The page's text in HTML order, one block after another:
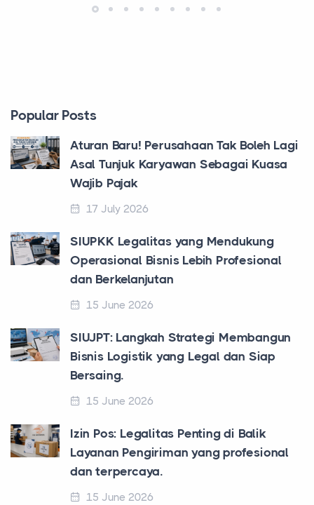
Popular Posts
Aturan Baru! Perusahaan Tak Boleh Lagi
Asal Tunjuk Karyawan Sebagai Kuasa
Wajib Pajak
17 July 2026
SIUPKK Legalitas yang Mendukung
Operasional Bisnis Lebih Profesional
dan Berkelanjutan
15 June 2026
SIUJPT: Langkah Strategi Membangun
Bisnis Logistik yang Legal dan Siap
Bersaing.
15 June 2026
Izin Pos: Legalitas Penting di Balik
Layanan Pengiriman yang profesional
dan terpercaya.
15 June 2026